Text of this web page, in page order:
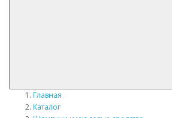
Главная
Каталог